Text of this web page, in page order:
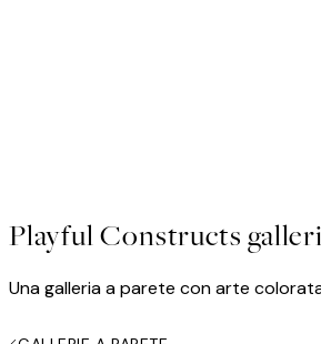
Playful Constructs
Una galleria a parete con arte